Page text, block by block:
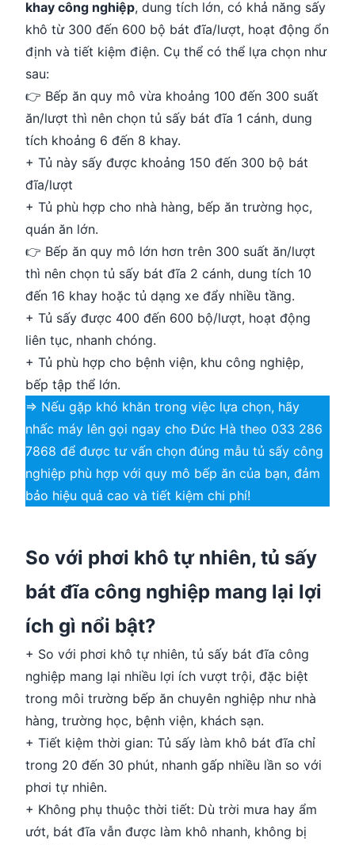
khay công nghiệp, dung tích lớn, có khả năng sấy
khô từ 300 đến 600 bộ bát đĩa/lượt, hoạt động ổn
định và tiết kiệm điện. Cụ thể có thể lựa chọn như
sau:
👉 Bếp ăn quy mô vừa khoảng 100 đến 300 suất
ăn/lượt thì nên chọn tủ sấy bát đĩa 1 cánh, dung
tích khoảng 6 đến 8 khay.
+ Tủ này sấy được khoảng 150 đến 300 bộ bát
đĩa/lượt
+ Tủ phù hợp cho nhà hàng, bếp ăn trường học,
quán ăn lớn.
👉 Bếp ăn quy mô lớn hơn trên 300 suất ăn/lượt
thì nên chọn tủ sấy bát đĩa 2 cánh, dung tích 10
đến 16 khay hoặc tủ dạng xe đẩy nhiều tầng.
+ Tủ sấy được 400 đến 600 bộ/lượt, hoạt động
liên tục, nhanh chóng.
+ Tủ phù hợp cho bệnh viện, khu công nghiệp,
bếp tập thể lớn.
=> Nếu gặp khó khăn trong việc lựa chọn, hãy
nhấc máy lên gọi ngay cho Đức Hà theo 033 286
7868 để được tư vấn chọn đúng mẫu tủ sấy công
nghiệp phù hợp với quy mô bếp ăn của bạn, đảm
bảo hiệu quả cao và tiết kiệm chi phí!
So với phơi khô tự nhiên, tủ sấy
bát đĩa công nghiệp mang lại lợi
ích gì nổi bật?
+ So với phơi khô tự nhiên, tủ sấy bát đĩa công
nghiệp mang lại nhiều lợi ích vượt trội, đặc biệt
trong môi trường bếp ăn chuyên nghiệp như nhà
hàng, trường học, bệnh viện, khách sạn.
+ Tiết kiệm thời gian: Tủ sấy làm khô bát đĩa chỉ
trong 20 đến 30 phút, nhanh gấp nhiều lần so với
phơi tự nhiên.
+ Không phụ thuộc thời tiết: Dù trời mưa hay ẩm
ướt, bát đĩa vẫn được làm khô nhanh, không bị